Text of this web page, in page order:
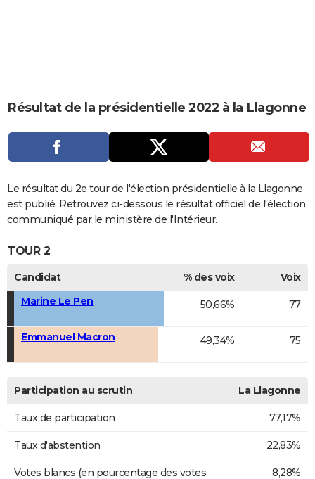
CARTE DE VOEUX
DICTIONNAIRE
Dictionnaire
Biographies
Expressions
Proverbes
PROGRAMME TV
COPAINS D'AVANT
S'inscrire
Se connecter
Lycées
Collèges
Primaires
Universités
Entreprises
Service militaire
Avis de recherche
AVIS DE DÉCÈS
FORUM
Bricolage
Culture
Television
Voyage
Résultat de la présidentielle 2022 à la Llagonne
Le résultat du 2e tour de l'élection présidentielle à la Llagonne
est publié. Retrouvez ci-dessous le résultat officiel de l'élection
communiqué par le ministère de l'Intérieur.
TOUR 2
Candidat % des voix
Voix
Marine Le Pen
50,66% 77
Emmanuel Macron 49,34% 75
Participation au scrutin La Llagonne
Taux de participation 77,17%
Taux d'abstention 22,83%
Votes blancs (en pourcentage des votes
8,28%